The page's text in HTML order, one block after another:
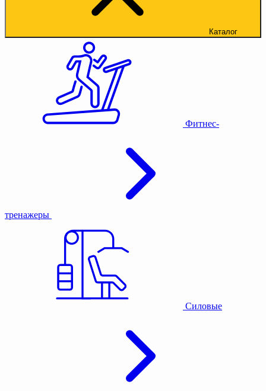
Каталог
Фитнес-
тренажеры
Силовые